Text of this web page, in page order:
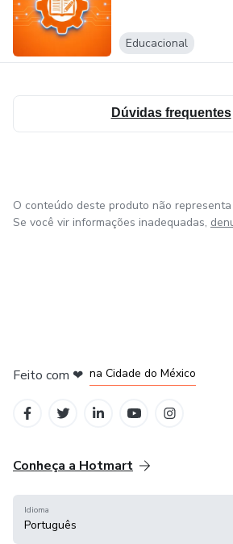
Educacional
Dúvidas frequentes
O conteúdo deste produto não
Se você vir informações inadequadas,
Feito com ❤ na Cidade do México
Conheça a Hotmart
Idioma
Português